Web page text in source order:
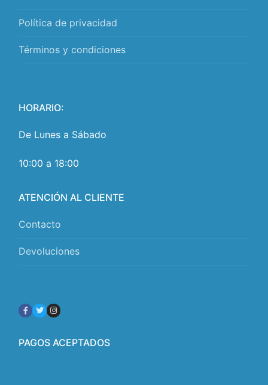
Política de privacidad
Términos y condiciones
HORARIO:
De Lunes a Sábado
10:00 a 18:00
ATENCIÓN AL CLIENTE
Contacto
Devoluciones
PAGOS ACEPTADOS